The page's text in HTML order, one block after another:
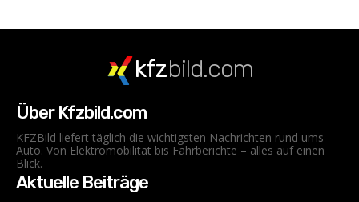
kfzbild.com
Über Kfzbild.com
KFZBild liefert täglich die wichtigsten Nachrichten rund ums
Auto. Von Elektromobilität bis Fahrberichte – alles auf einen
Blick.
Aktuelle Beiträge